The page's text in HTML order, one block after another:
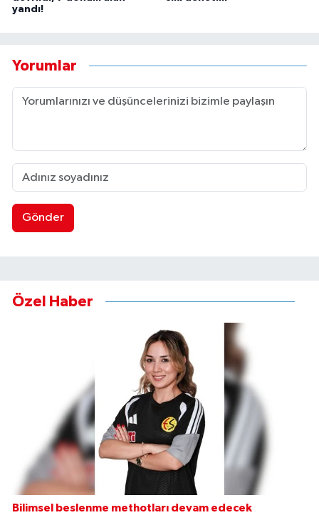
yandı!
Yorumlar
Gönder
Özel Haber
Bilimsel beslenme methotları devam edecek